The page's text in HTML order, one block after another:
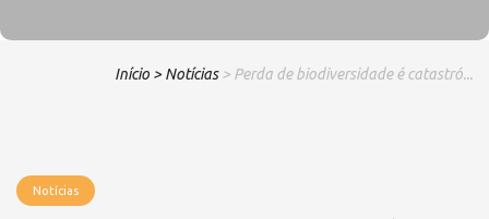
Início > Notícias > Perda de biodiversidade é catastró...
Notícias